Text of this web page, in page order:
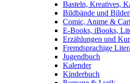
Basteln, Kreatives,
Bildbände und
Comic, Anime &
E-Books, iBooks,
Erzählungen und
Fremdsprachige
Jugendbuch
Kalender
Kinderbuch